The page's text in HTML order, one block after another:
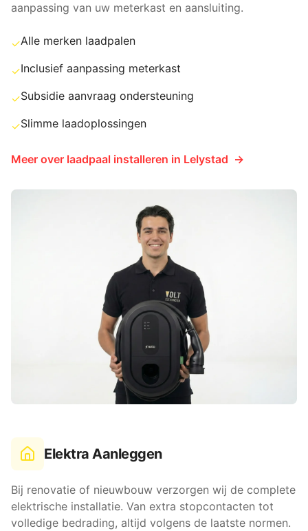
aanpassing van uw meterkast en aansluiting.
✓Alle merken laadpalen
✓Inclusief aanpassing meterkast
✓Subsidie aanvraag ondersteuning
✓Slimme laadoplossingen
Meer over laadpaal installeren in Lelystad →
Elektra Aanleggen
Bij renovatie of nieuwbouw verzorgen wij de complete
elektrische installatie. Van extra stopcontacten tot
volledige bedrading, altijd volgens de laatste normen.